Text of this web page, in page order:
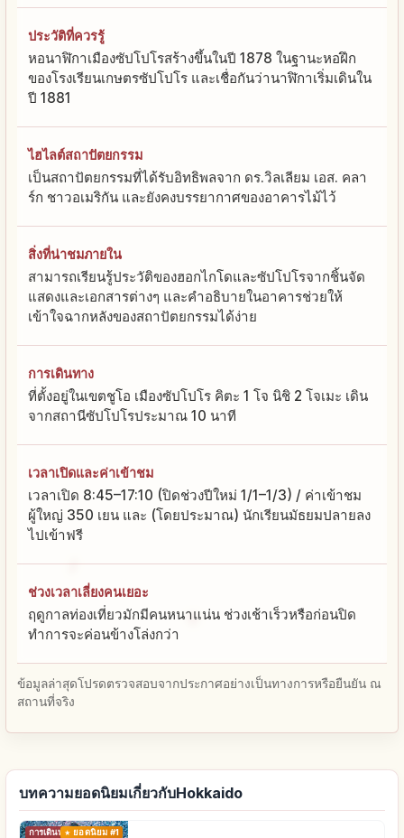
ประวัติที่ควรรู้
หอนาฬิกาเมืองซัปโปโรสร้างขึ้นในปี 1878 ในฐานะหอฝึก
ของโรงเรียนเกษตรซัปโปโร และเชื่อกันว่านาฬิกาเริ่มเดินใน
ปี 1881
ไฮไลต์สถาปัตยกรรม
เป็นสถาปัตยกรรมที่ได้รับอิทธิพลจาก ดร.วิลเลียม เอส. คลา
ร์ก ชาวอเมริกัน และยังคงบรรยากาศของอาคารไม้ไว้
สิ่งที่น่าชมภายใน
สามารถเรียนรู้ประวัติของฮอกไกโดและซัปโปโรจากชิ้นจัด
แสดงและเอกสารต่างๆ และคำอธิบายในอาคารช่วยให้
เข้าใจฉากหลังของสถาปัตยกรรมได้ง่าย
การเดินทาง
ที่ตั้งอยู่ในเขตชูโอ เมืองซัปโปโร คิตะ 1 โจ นิชิ 2 โจเมะ เดิน
จากสถานีซัปโปโรประมาณ 10 นาที
เวลาเปิดและค่าเข้าชม
เวลาเปิด 8:45–17:10 (ปิดช่วงปีใหม่ 1/1–1/3) / ค่าเข้าชม
ผู้ใหญ่ 350 เยน และ (โดยประมาณ) นักเรียนมัธยมปลายลง
ไปเข้าฟรี
ช่วงเวลาเลี่ยงคนเยอะ
ฤดูกาลท่องเที่ยวมักมีคนหนาแน่น ช่วงเช้าเร็วหรือก่อนปิด
ทำการจะค่อนข้างโล่งกว่า
ข้อมูลล่าสุดโปรดตรวจสอบจากประกาศอย่างเป็นทางการหรือยืนยัน ณ
สถานที่จริง
บทความยอดนิยมเกี่ยวกับHokkaido
การเดินทาง ยอดนิยม #1